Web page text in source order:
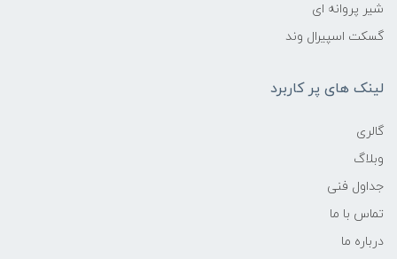
شیر پروانه ای
گسکت اسپیرال وند
لینک های پر کاربرد
گالری
وبلاگ
جداول فنی
تماس با ما
درباره ما